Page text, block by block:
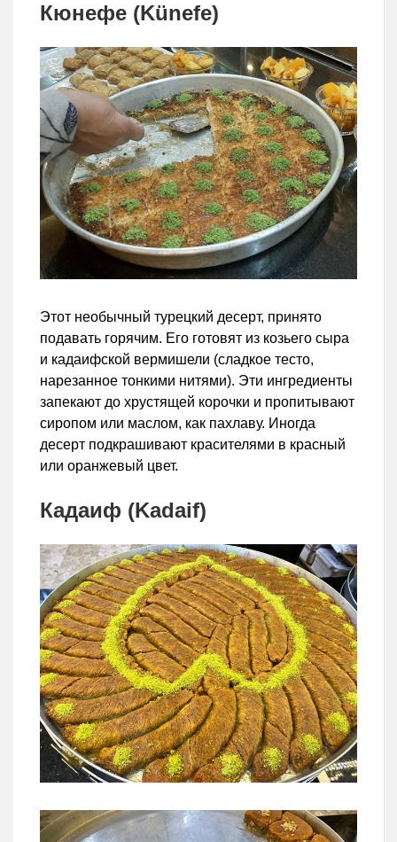
Кюнефе (Künefe)
Этот необычный турецкий десерт, принято
подавать горячим. Его готовят из козьего сыра
и кадаифской вермишели (сладкое тесто,
нарезанное тонкими нитями). Эти ингредиенты
запекают до хрустящей корочки и пропитывают
сиропом или маслом, как пахлаву. Иногда
десерт подкрашивают красителями в красный
или оранжевый цвет.
Кадаиф (Kadaif)